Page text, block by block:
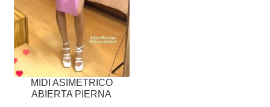
MIDI ASIMETRICO
ABIERTA PIERNA
PUEDEN
ELEGIR
EN
LA
PÁGINA